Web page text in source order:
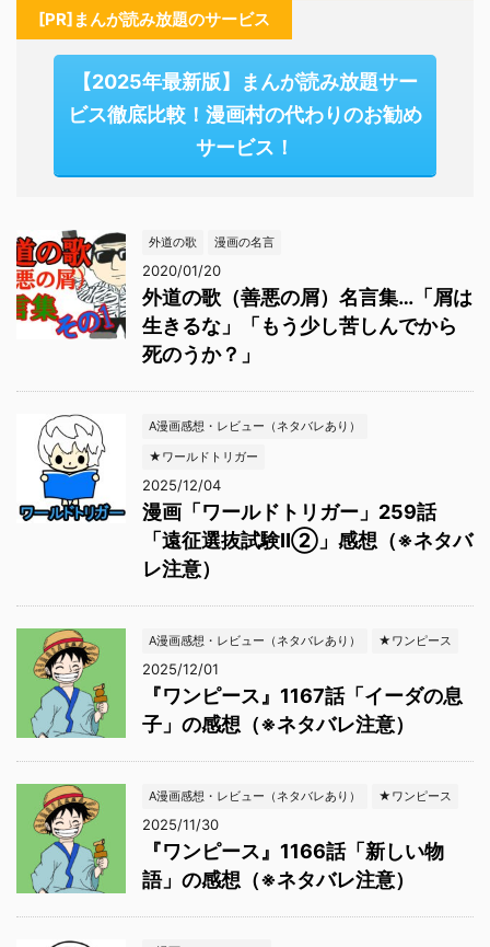
[PR]まんが読み放題のサービス
【2025年最新版】まんが読み放題サー
ビス徹底比較！漫画村の代わりのお勧め
サービス！
外道の歌 漫画の名言
2020/01/20
外道の歌（善悪の屑）名言集…「屑は
生きるな」「もう少し苦しんでから
死のうか？」
A漫画感想・レビュー（ネタバレあり）
★ワールドトリガー
2025/12/04
漫画「ワールドトリガー」259話
「遠征選抜試験Ⅱ②」感想（※ネタバ
レ注意）
A漫画感想・レビュー（ネタバレあり） ★ワンピース
2025/12/01
『ワンピース』1167話「イーダの息
子」の感想（※ネタバレ注意）
A漫画感想・レビュー（ネタバレあり） ★ワンピース
2025/11/30
『ワンピース』1166話「新しい物
語」の感想（※ネタバレ注意）